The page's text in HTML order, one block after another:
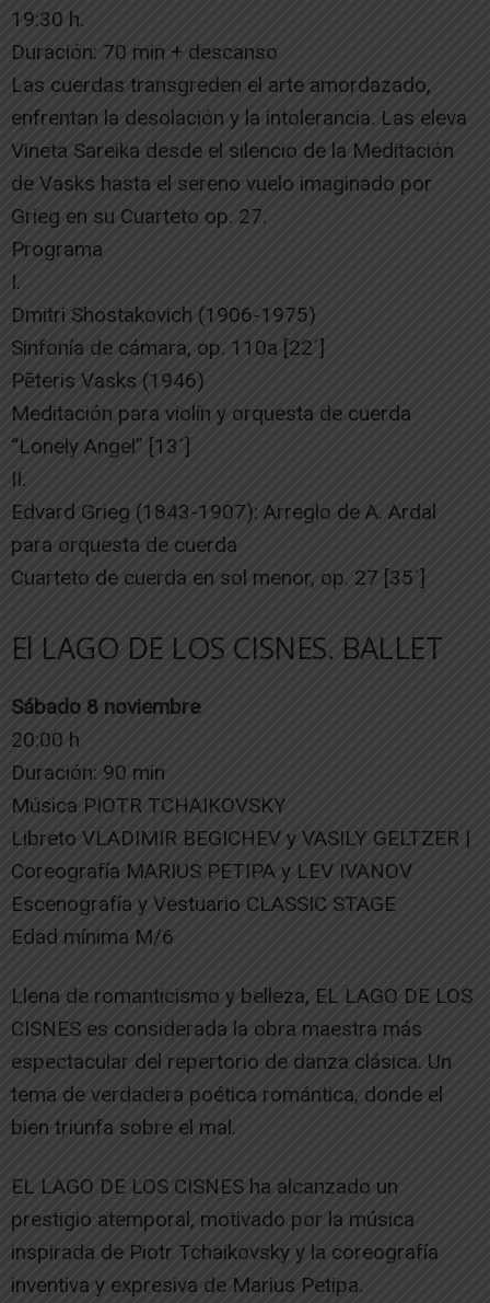
19:30 h.
Duración: 70 min + descanso
Las cuerdas transgreden el arte amordazado,
enfrentan la desolación y la intolerancia. Las eleva
Vineta Sareika desde el silencio de la Meditación
de Vasks hasta el sereno vuelo imaginado por
Grieg en su Cuarteto op. 27.
Programa
I.
Dmitri Shostakovich (1906-1975)
Sinfonía de cámara, op. 110a [22´]
Pēteris Vasks (1946)
Meditación para violín y orquesta de cuerda
“Lonely Angel” [13´]
II.
Edvard Grieg (1843-1907): Arreglo de A. Ardal
para orquesta de cuerda
Cuarteto de cuerda en sol menor, op. 27 [35´]
El LAGO DE LOS CISNES. BALLET
Sábado 8 noviembre
20:00 h
Duración: 90 min
Música PIOTR TCHAIKOVSKY
Libreto VLADIMIR BEGICHEV y VASILY GELTZER |
Coreografía MARIUS PETIPA y LEV IVANOV
Escenografía y Vestuario CLASSIC STAGE
Edad mínima M/6
Llena de romanticismo y belleza, EL LAGO DE LOS
CISNES es considerada la obra maestra más
espectacular del repertorio de danza clásica. Un
tema de verdadera poética romántica, donde el
bien triunfa sobre el mal.
EL LAGO DE LOS CISNES ha alcanzado un
prestigio atemporal, motivado por la música
inspirada de Piotr Tchaikovsky y la coreografía
inventiva y expresiva de Marius Petipa.